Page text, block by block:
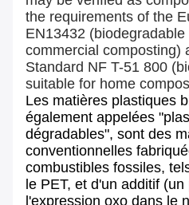
the requirements of the
EN13432
commercial composting)
Standard NF T-51 800
suitable for home
Les matières plastiques
également appelées
dégradables", sont des
conventionnelles
combustibles fossiles,
le PET, et d'un additif
l'expression oxo dans